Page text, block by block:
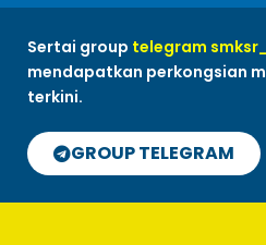
Sertai group telegram
mendapatkan perkongsian
terkini.
GROUP TELEGRAM